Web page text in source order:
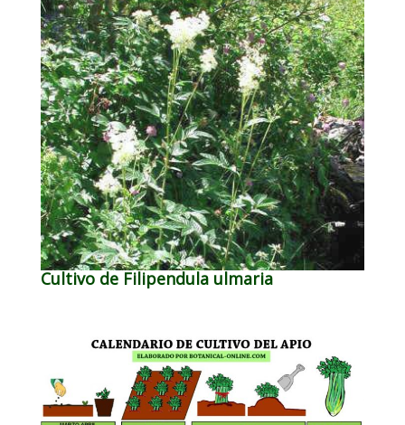
Cultivo de Filipendula ulmaria